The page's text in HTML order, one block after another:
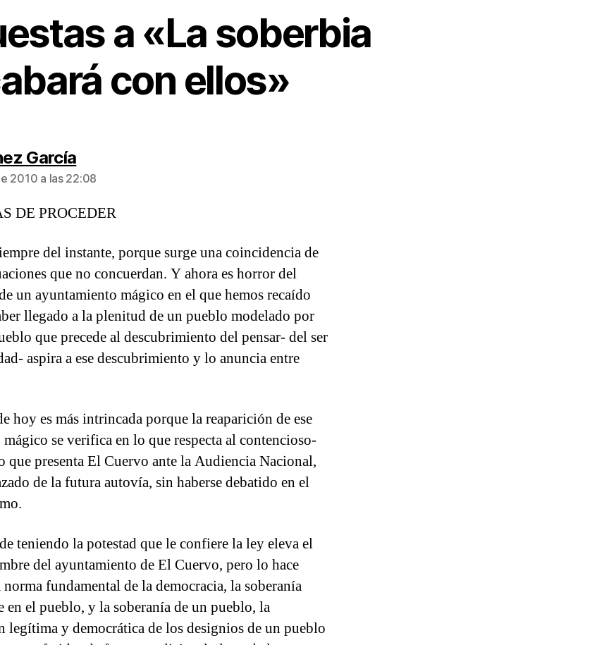
a «La soberbia
con ellos»
Garcíadice:
2010 a las 22:08
DE PROCEDER
del instante, porque surge una coincidencia de
que no concuerdan. Y ahora es horror del
un ayuntamiento mágico en el que hemos recaído
llegado a la plenitud de un pueblo modelado por
que precede al descubrimiento del pensar- del ser
aspira a ese descubrimiento y lo anuncia entre
hoy es más intrincada porque la reaparición de ese
se verifica en lo que respecta al contencioso-
que presenta El Cuervo ante la Audiencia Nacional,
de la futura autovía, sin haberse debatido en el
teniendo la potestad que le confiere la ley eleva el
del ayuntamiento de El Cuervo, pero lo hace
fundamental de la democracia, la soberanía
en el pueblo, y la soberanía de un pueblo, la
legítima y democrática de los designios de un pueblo